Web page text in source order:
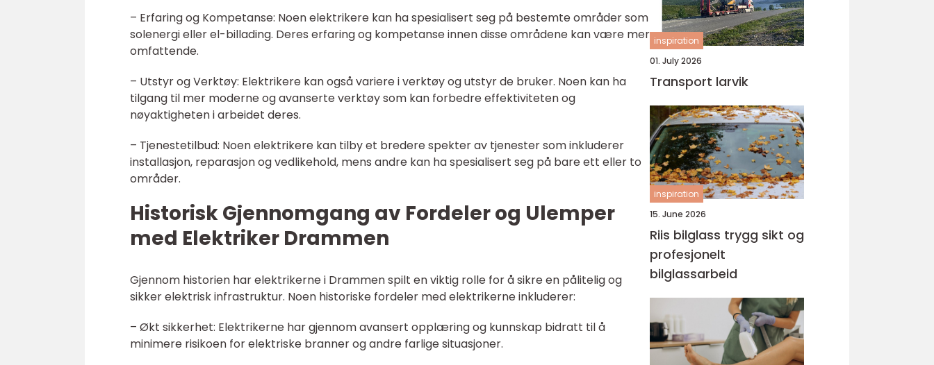
– Erfaring og Kompetanse: Noen elektrikere kan ha spesialisert seg på bestemte områder som
solenergi eller el-billading. Deres erfaring og kompetanse innen disse områdene kan være mer
omfattende.
– Utstyr og Verktøy: Elektrikere kan også variere i verktøy og utstyr de bruker. Noen kan ha
tilgang til mer moderne og avanserte verktøy som kan forbedre effektiviteten og
nøyaktigheten i arbeidet deres.
– Tjenestetilbud: Noen elektrikere kan tilby et bredere spekter av tjenester som inkluderer
installasjon, reparasjon og vedlikehold, mens andre kan ha spesialisert seg på bare ett eller to
områder.
Historisk Gjennomgang av Fordeler og Ulemper
med Elektriker Drammen
Gjennom historien har elektrikerne i Drammen spilt en viktig rolle for å sikre en pålitelig og
sikker elektrisk infrastruktur. Noen historiske fordeler med elektrikerne inkluderer:
– Økt sikkerhet: Elektrikerne har gjennom avansert opplæring og kunnskap bidratt til å
minimere risikoen for elektriske branner og andre farlige situasjoner.
inspiration
01. July 2026
Transport larvik
inspiration
15. June 2026
Riis bilglass trygg sikt og
profesjonelt
bilglassarbeid